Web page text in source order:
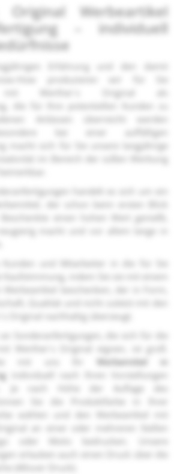
Original Werbeartikel
– individuell
Erfahrung und den damit
mit Werther´s Original als
die für Ihre potentiellen Kunden zu
bei einer auffälligen
macht sich für Sie unsere langjährige
im Bereich der süßen Werbung
handelt es sich um ein
der schon beim ersten Blick
einen hohen Wert genießt,
macht und vor allem lange in
Kunden und Mitarbeiter in die für Sie
indem Sie sie mit einem
Original nachhaltig überzeugt.
Sonderanfertigungen, die sich für die
Werther´s Original eignen, ist groß.
Werbemittel in
individuell nach Ihren Vorstellungen
Je nach Höhe der Auflage des
Sie die Produktfarbe in Ihrer
wählen und den Werbeartikel mit
an einer oder mehreren Stellen
oder Motiv bedrucken. Unsere
erlauben auch einen Druck über die
(Allover Druck).